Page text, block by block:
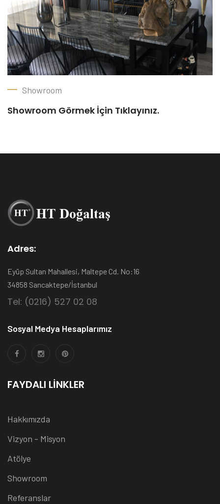
Showroom
Showroom Görmek İçin Tıklayınız.
Adres:
Eyüp Sultan Mahallesi, Maltepe Cd. No:16
34858 Sancaktepe/İstanbul
Tel: (0216) 527 02 08
Sosyal Medya Hesaplarımız
FAYDALI LINKLER
Hakkımızda
Vizyon - Misyon
Atölye
Showroom
Referanslar